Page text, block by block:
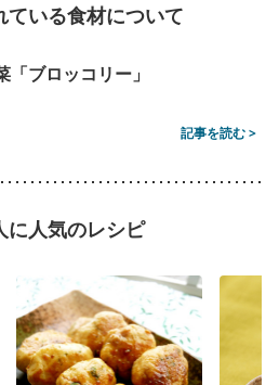
ている食材について
「ブロッコリー」
記事を読む >
に人気のレシピ